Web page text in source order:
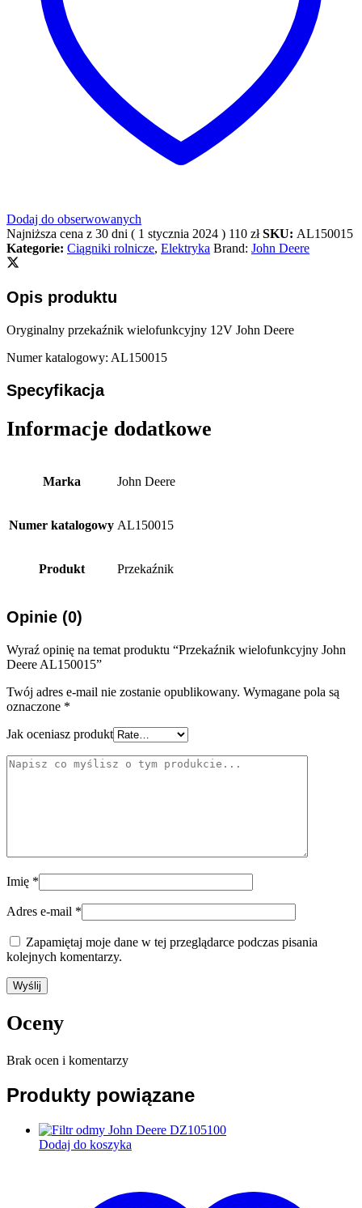
Dodaj do obserwowanych
Najniższa cena z 30 dni ( 1 stycznia 2024 ) 110 zł SKU: AL150015
Kategorie: Ciągniki rolnicze, Elektryka Brand: John Deere
Opis produktu
Oryginalny przekaźnik wielofunkcyjny 12V John Deere
Numer katalogowy: AL150015
Specyfikacja
Informacje dodatkowe
Marka John Deere
Numer katalogowy AL150015
Produkt Przekaźnik
Opinie (0)
Wyraź opinię na temat produktu “Przekaźnik wielofunkcyjny John
Deere AL150015”
Twój adres e-mail nie zostanie opublikowany. Wymagane pola są
oznaczone *
Jak oceniasz produkt
Imię *
Adres e-mail *
Zapamiętaj moje dane w tej przeglądarce podczas pisania
kolejnych komentarzy.
Oceny
Brak ocen i komentarzy
Produkty powiązane
Dodaj do koszyka